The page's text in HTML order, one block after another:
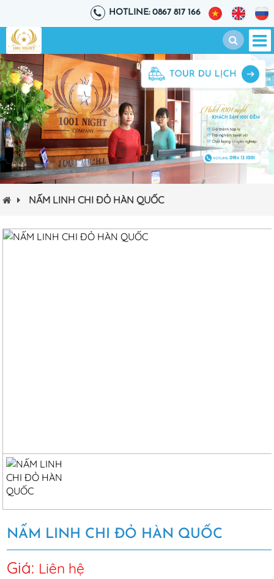
HOTLINE: 0867 817 166
NẤM LINH CHI ĐỎ HÀN QUỐC
NẤM LINH CHI ĐỎ HÀN QUỐC
Giá: Liên hệ